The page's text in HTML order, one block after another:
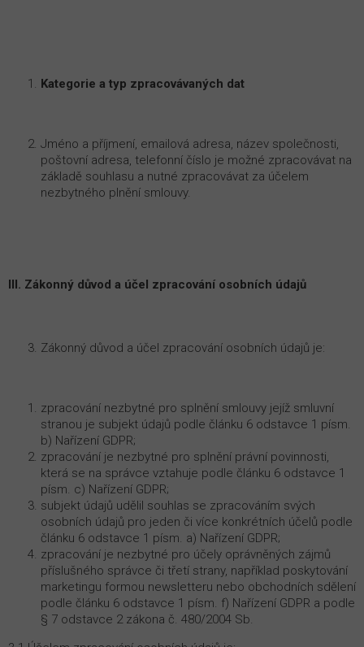
Kategorie a typ zpracovávaných dat
Jméno a příjmení, emailová adresa, název společnosti,
poštovní adresa, telefonní číslo je možné zpracovávat na
základě souhlasu a nutné zpracovávat za účelem
nezbytného plnění smlouvy.
III. Zákonný důvod a účel zpracování osobních údajů
Zákonný důvod a účel zpracování osobních údajů je:
zpracování nezbytné pro splnění smlouvy jejíž smluvní
stranou je subjekt údajů podle článku 6 odstavce 1 písm.
b) Nařízení GDPR;
zpracování je nezbytné pro splnění právní povinnosti,
která se na správce vztahuje podle článku 6 odstavce 1
písm. c) Nařízení GDPR;
subjekt údajů udělil souhlas se zpracováním svých
osobních údajů pro jeden či více konkrétních účelů podle
článku 6 odstavce 1 písm. a) Nařízení GDPR;
zpracování je nezbytné pro účely oprávněných zájmů
příslušného správce či třetí strany, například poskytování
marketingu formou newsletteru nebo obchodních sdělení
podle článku 6 odstavce 1 písm. f) Nařízení GDPR a podle
§ 7 odstavce 2 zákona č. 480/2004 Sb.